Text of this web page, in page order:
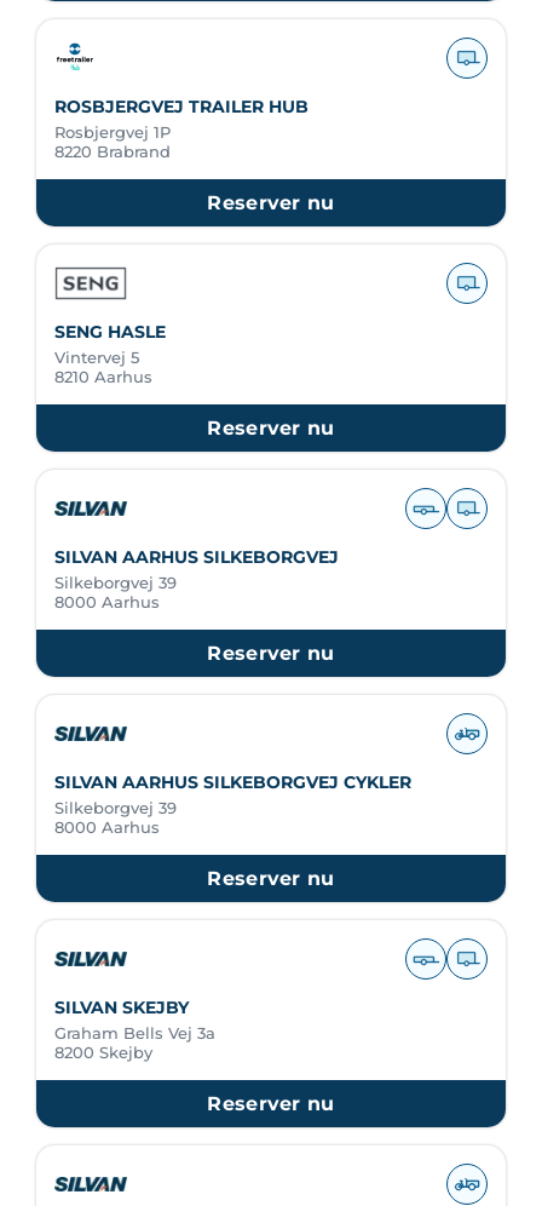
ROSBJERGVEJ TRAILER HUB
Rosbjergvej 1P
8220 Brabrand
Reserver nu
SENG HASLE
Vintervej 5
8210 Aarhus
Reserver nu
SILVAN AARHUS SILKEBORGVEJ
Silkeborgvej 39
8000 Aarhus
Reserver nu
SILVAN AARHUS SILKEBORGVEJ CYKLER
Silkeborgvej 39
8000 Aarhus
Reserver nu
SILVAN SKEJBY
Graham Bells Vej 3a
8200 Skejby
Reserver nu